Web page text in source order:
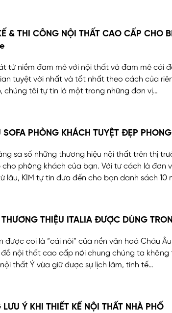
& THI CÔNG NỘI THẤT CAO CẤP CHO
từ niềm đam mê với nội thất và đam mê cái
tuyệt vời nhất và tốt nhất theo cách của
chúng tôi tự tin là một trong những đơn vị…
SOFA PHÒNG KHÁCH TUYỆT ĐẸP
sa số những thương hiệu nội thất trên thị
cho phòng khách của bạn. Với tư cách là đơn
lâu, KIM tự tin đưa đến cho bạn danh sách 10
THIỆU ITALIA ĐƯỢC DÙNG
được coi là “cái nôi” của nền văn hoá Châu
đồ nội thất cao cấp nói chung chúng ta
thất Ý vừa giữ được sự lịch lãm, tinh tế…
LƯU Ý KHI THIẾT KẾ NỘI THẤT NHÀ PHỐ